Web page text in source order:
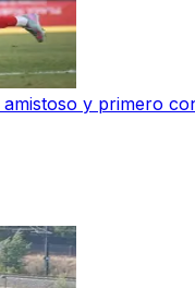
y primero